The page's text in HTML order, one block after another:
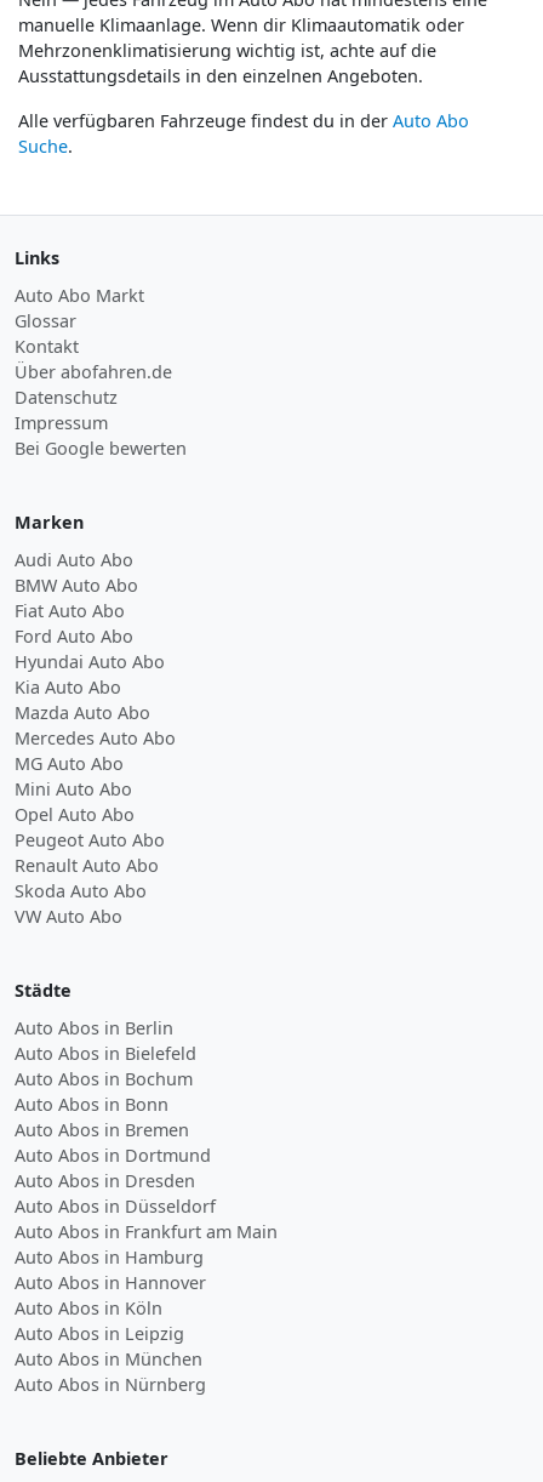
manuelle Klimaanlage. Wenn dir Klimaautomatik oder
Mehrzonenklimatisierung wichtig ist, achte auf die
Ausstattungsdetails in den einzelnen Angeboten.
Alle verfügbaren Fahrzeuge findest du in der Auto Abo
Suche.
Links
Auto Abo Markt
Glossar
Kontakt
Über abofahren.de
Datenschutz
Impressum
Bei Google bewerten
Marken
Audi Auto Abo
BMW Auto Abo
Fiat Auto Abo
Ford Auto Abo
Hyundai Auto Abo
Kia Auto Abo
Mazda Auto Abo
Mercedes Auto Abo
MG Auto Abo
Mini Auto Abo
Opel Auto Abo
Peugeot Auto Abo
Renault Auto Abo
Skoda Auto Abo
VW Auto Abo
Städte
Auto Abos in Berlin
Auto Abos in Bielefeld
Auto Abos in Bochum
Auto Abos in Bonn
Auto Abos in Bremen
Auto Abos in Dortmund
Auto Abos in Dresden
Auto Abos in Düsseldorf
Auto Abos in Frankfurt am Main
Auto Abos in Hamburg
Auto Abos in Hannover
Auto Abos in Köln
Auto Abos in Leipzig
Auto Abos in München
Auto Abos in Nürnberg
Beliebte Anbieter